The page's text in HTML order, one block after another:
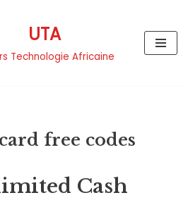
UTA
Technologie Africaine
free codes
Cash